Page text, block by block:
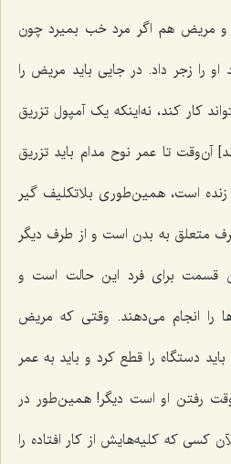
و مریض هم اگر مرد خب بمیرد چون
را زجر داد. در جایى باید مریض را
کار کند، نه‌اینکه یک آمپول تزریق
آن‌وقت تا عمر نوح مدام باید تزریق
است، همین‌طورى بلاتکلیف گیر
متعلق به بدن است و از طرف دیگر
قسمت براى فرد این حالت است و
را انجام مى‌دهند. وقتى که مریض
باید دستگاه را قطع کرد و باید به عمر
رفتن او است دیگر! همین‌طور در
کسی که کلیه‌هایش از کار افتاده را